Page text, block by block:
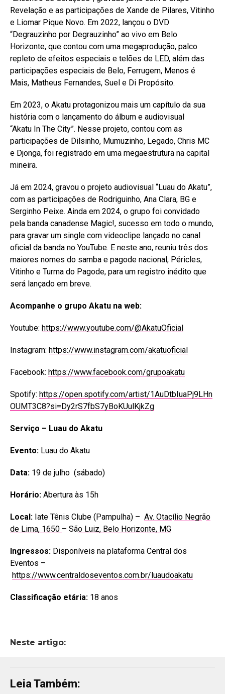
Revelação e as participações de Xande de Pilares, Vitinho
e Liomar Pique Novo. Em 2022, lançou o DVD
“Degrauzinho por Degrauzinho” ao vivo em Belo
Horizonte, que contou com uma megaprodução, palco
repleto de efeitos especiais e telões de LED, além das
participações especiais de Belo, Ferrugem, Menos é
Mais, Matheus Fernandes, Suel e Di Propósito.
Em 2023, o Akatu protagonizou mais um capítulo da sua
história com o lançamento do álbum e audiovisual
“Akatu In The City”. Nesse projeto, contou com as
participações de Dilsinho, Mumuzinho, Legado, Chris MC
e Djonga, foi registrado em uma megaestrutura na capital
mineira.
Já em 2024, gravou o projeto audiovisual “Luau do Akatu”,
com as participações de Rodriguinho, Ana Clara, BG e
Serginho Peixe. Ainda em 2024, o grupo foi convidado
pela banda canadense Magic!, sucesso em todo o mundo,
para gravar um single com videoclipe lançado no canal
oficial da banda no YouTube. E neste ano, reuniu três dos
maiores nomes do samba e pagode nacional, Péricles,
Vitinho e Turma do Pagode, para um registro inédito que
será lançado em breve.
Acompanhe o grupo Akatu na web:
Youtube: https://www.youtube.com/@AkatuOficial
Instagram: https://www.instagram.com/akatuoficial
Facebook: https://www.facebook.com/grupoakatu
Spotify: https://open.spotify.com/artist/1AuDtbIuaPj9LHn
OUMT3C8?si=Dy2rS7fbS7yBoKUulKjkZg
Serviço – Luau do Akatu
Evento: Luau do Akatu
Data: 19 de julho (sábado)
Horário: Abertura às 15h
Local: Iate Tênis Clube (Pampulha) – Av. Otacílio Negrão
de Lima, 1650 – São Luiz, Belo Horizonte, MG
Ingressos: Disponíveis na plataforma Central dos
Eventos –
https://www.centraldoseventos.com.br/luaudoakatu
Classificação etária: 18 anos
Neste artigo:
Leia Também: